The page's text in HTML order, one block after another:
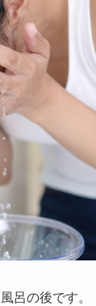
呂の後です。